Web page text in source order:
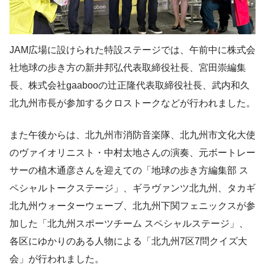
JAM広場に設けられた特設ステージでは、午前中に株式会
社地球の歩き⽅の新井邦弘代表取締役社⻑、宮⽥崇編集
⻑、株式会社gaabooの辻正隆代表取締役社⻑、武内和久
北九州市⻑が参加するクロストークなどが行われました。
また午後からは、北九州市消防音楽隊、北九州市文化大使
のヴァイオリニスト・中村太地さんの演奏、元ボートレー
サーの植⽊通彦さんを迎えての「地球の歩き⽅編集部 ス
ペシャルトークステージ」、ギラヴァンツ北九州、タカギ
北九州ウォーターウェーブ、北九州下関フェニックスが参
加した「北九州スポーツチーム スペシャルステージ」、
各区にゆかりのある人物による「北九州7区7問クイズ⼤
会」が行われました。